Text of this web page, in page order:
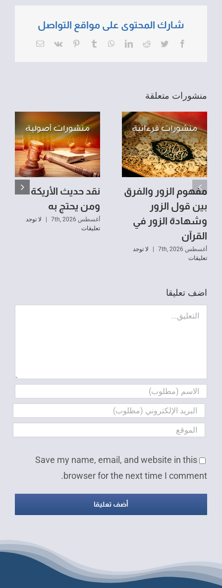
شارك المحتوى على مواقع التواصل
Facebook
Twitter
Reddit
LinkedIn
WhatsApp
Tumblr
Pinterest
Vk
Email
منشورات متعلقة
مفهوم الزور والفرق
بين قول الزور
وشهادة الزور في
القرآن
أغسطس 7th, 2026 |
لا توجد
تعليقات
نقد حديث الأريكة
ومن يحتج به
أغسطس 7th, 2026 |
لا توجد
تعليقات
اضف تعليقا
تعليق
Save my name, email, and website in this
browser for the next time I comment.